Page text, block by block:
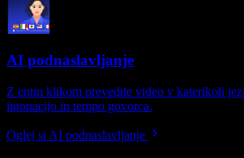
AI podnaslavljanje
Z enim klikom prevedite video v katerikoli
intonacijo in tempo govorca.
Oglej si AI podnaslavljanje